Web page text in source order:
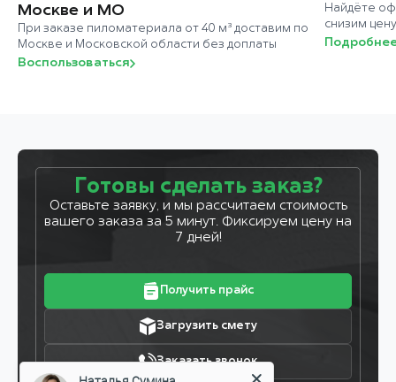
Москве и МО
При заказе пиломатериала от 40 м³ доставим по
Москве и Московской области без доплаты
Воспользоваться
Найдёте
снизим
Готовы сделать заказ?
Оставьте заявку, и мы рассчитаем стоимость
вашего заказа за 5 минут. Фиксируем цену на
7 дней!
Получить прайс
Загрузить смету
Заказать звонок